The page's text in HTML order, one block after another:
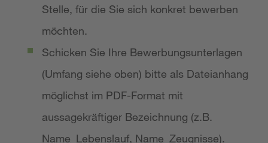
Stelle, für die Sie sich konkret bewerben
möchten.
Schicken Sie Ihre Bewerbungsunterlagen
(Umfang siehe oben) bitte als Dateianhang
möglichst im PDF-Format mit
aussagekräftiger Bezeichnung (z.B.
Name_Lebenslauf, Name_Zeugnisse).